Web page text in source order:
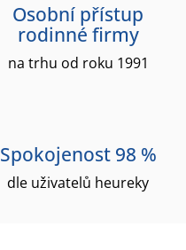
Osobní přístup
rodinné firmy
na trhu od roku 1991
Spokojenost 98 %
dle uživatelů heureky